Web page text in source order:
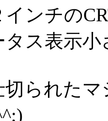
ンチの
タス表示
切られた